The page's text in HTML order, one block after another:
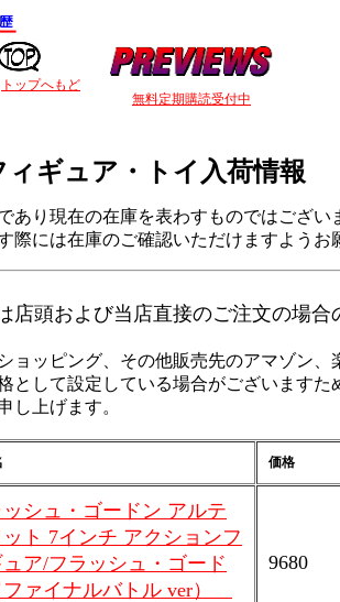
トップへもど
無料定期購読受付中
ィギュア・トイ入荷情報
あり現在の在庫を表わすものではござい
際には在庫のご確認いただけますようお
店頭および当店直接のご注文の場合
ョッピング、その他販売先のアマゾン
として設定している場合がございますた
し上げます。
価格
ッシュ・ゴードン アルテ
ット 7インチ アクションフ
ュア/フラッシュ・ゴード
ファイナルバトル ver）
9680